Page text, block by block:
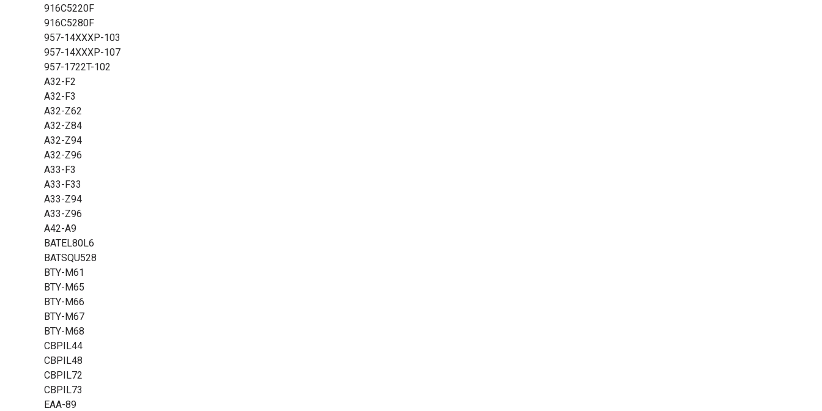
916C5220F
916C5280F
957-14XXXP-103
957-14XXXP-107
957-1722T-102
A32-F2
A32-F3
A32-Z62
A32-Z84
A32-Z94
A32-Z96
A33-F3
A33-F33
A33-Z94
A33-Z96
A42-A9
BATEL80L6
BATSQU528
BTY-M61
BTY-M65
BTY-M66
BTY-M67
BTY-M68
CBPIL44
CBPIL48
CBPIL72
CBPIL73
EAA-89